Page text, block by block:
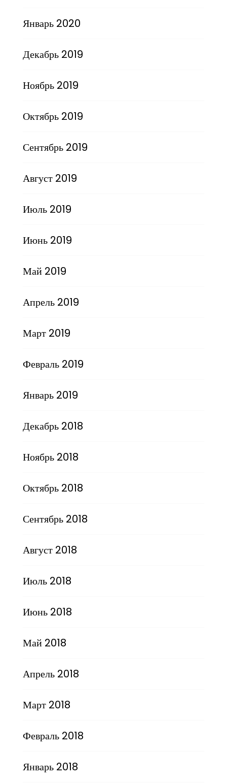
Январь 2020
Декабрь 2019
Ноябрь 2019
Октябрь 2019
Сентябрь 2019
Август 2019
Июль 2019
Июнь 2019
Май 2019
Апрель 2019
Март 2019
Февраль 2019
Январь 2019
Декабрь 2018
Ноябрь 2018
Октябрь 2018
Сентябрь 2018
Август 2018
Июль 2018
Июнь 2018
Май 2018
Апрель 2018
Март 2018
Февраль 2018
Январь 2018